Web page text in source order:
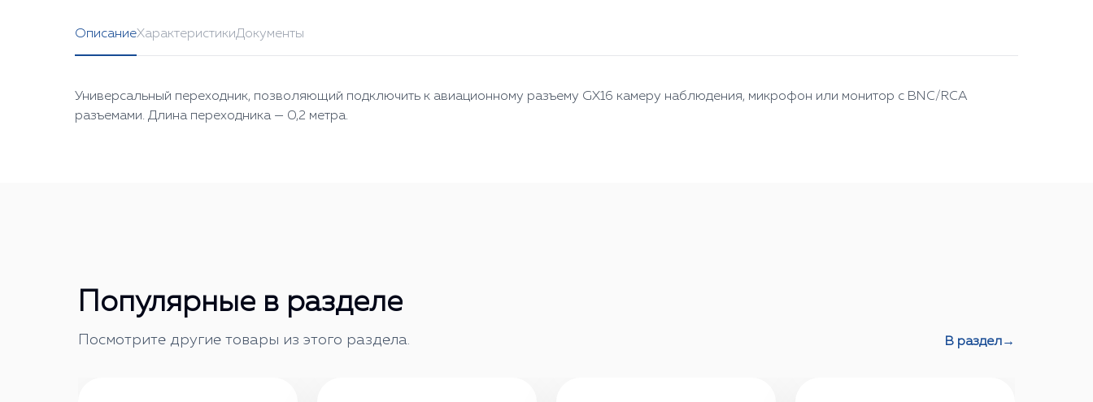
ОписаниеХарактеристикиДокументы
Универсальный переходник, позволяющий подключить к авиационному разъему GX16 камеру наблюдения, микрофон или монитор с BNC/RCA
разъемами. Длина переходника — 0,2 метра.
Популярные в разделе
Посмотрите другие товары из этого раздела. В раздел→